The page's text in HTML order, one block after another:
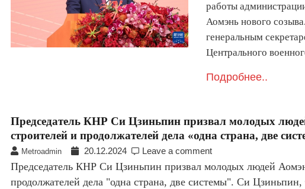
работы
Аомэнь нового
генеральным
Центрального
Подробнее..
Председатель КНР Си Цзиньпин призвал молодых
строителей и продолжателей дела «одна страна, две
Metroadmin 20.12.2024 Leave a comment
Председатель КНР Си Цзиньпин призвал молодых людей
продолжателей дела "одна страна, две системы". Си